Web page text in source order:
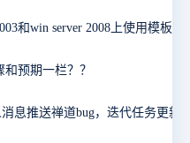
预期一栏？？